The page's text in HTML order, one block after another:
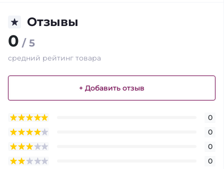
Отзывы
0 / 5
средний рейтинг товара
+ Добавить отзыв
0
0
0
0